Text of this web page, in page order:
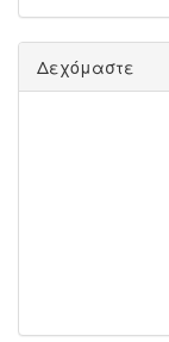
Δεχόμαστε